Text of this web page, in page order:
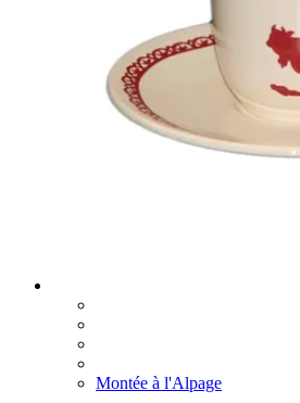
Montée à l'Alpage